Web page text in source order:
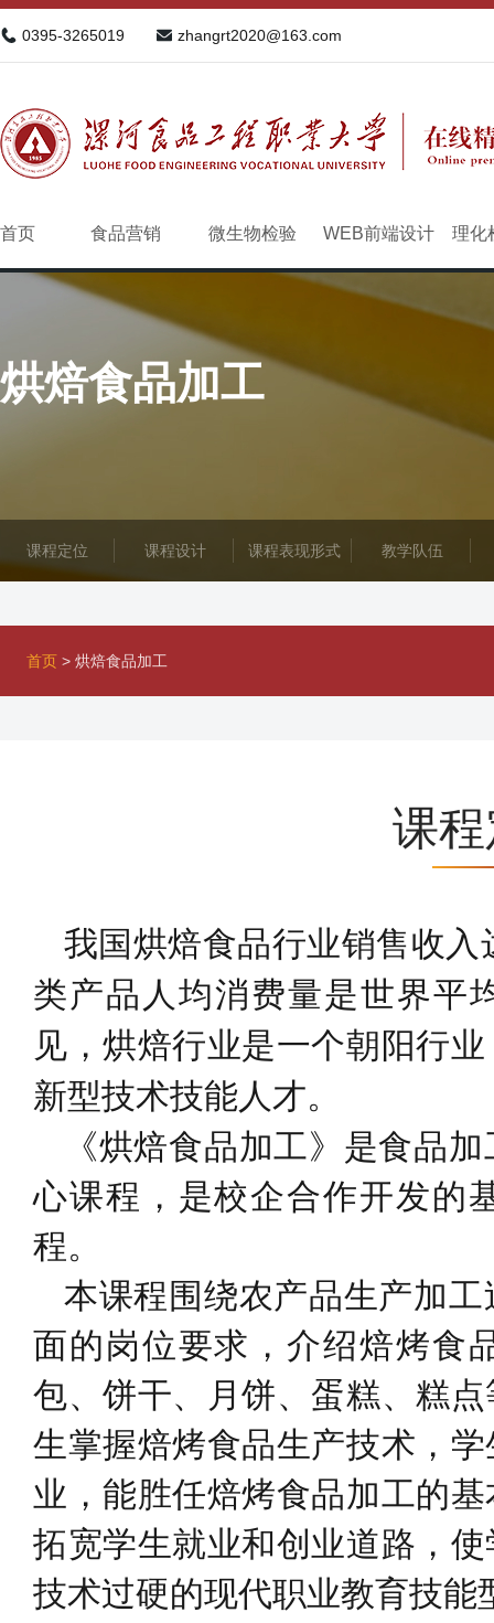
0395-3265019 zhangrt2020@163.com
首页 食品营销 微生物检验 WEB前端设计 理化
烘焙食品加工
课程定位 课程设计 课程表现形式 教学队伍
首页 > 烘焙食品加工
课
我国烘焙食品行业销售收
类产品人均消费量是世界平
见，烘焙行业是一个朝阳行
新型技术技能人才。
《烘焙食品加工》是食品
心课程，是校企合作开发的
程。
本课程围绕农产品生产加
面的岗位要求，介绍焙烤食
包、饼干、月饼、蛋糕、糕
生掌握焙烤食品生产技术，
业，能胜任焙烤食品加工的
拓宽学生就业和创业道路，
技术过硬的现代职业教育技能